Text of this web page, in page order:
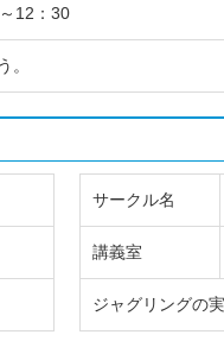
12：30
。
サークル名
講義室
ジャグリングの